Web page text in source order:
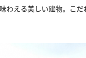
わえる美しい建物。こ